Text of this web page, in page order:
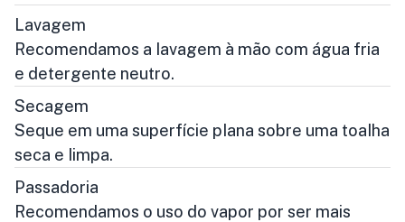
Lavagem
Recomendamos a lavagem à mão com água fria
e detergente neutro.
Secagem
Seque em uma superfície plana sobre uma toalha
seca e limpa.
Passadoria
Recomendamos o uso do vapor por ser mais